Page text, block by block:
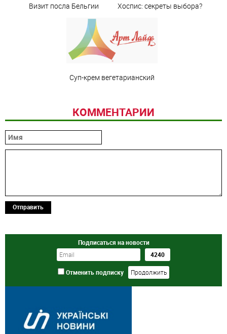
Визит посла Бельгии Хоспис: секреты выбора?
Суп-крем вегетарианский
КОММЕНТАРИИ
Отправить
Подписаться на новости
Отменить подписку